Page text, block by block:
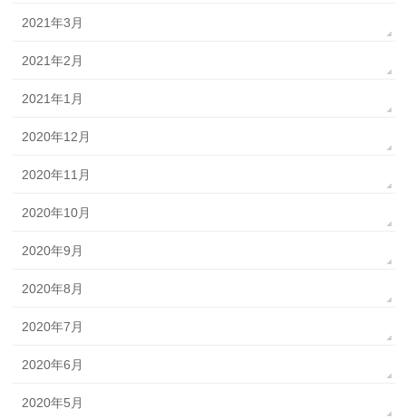
2021年3月
2021年2月
2021年1月
2020年12月
2020年11月
2020年10月
2020年9月
2020年8月
2020年7月
2020年6月
2020年5月